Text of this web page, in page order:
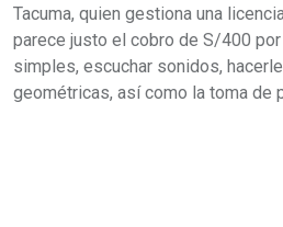
Tacuma, quien gestiona una
parece justo el cobro de S/400
simples, escuchar sonidos,
geométricas, así como la toma de